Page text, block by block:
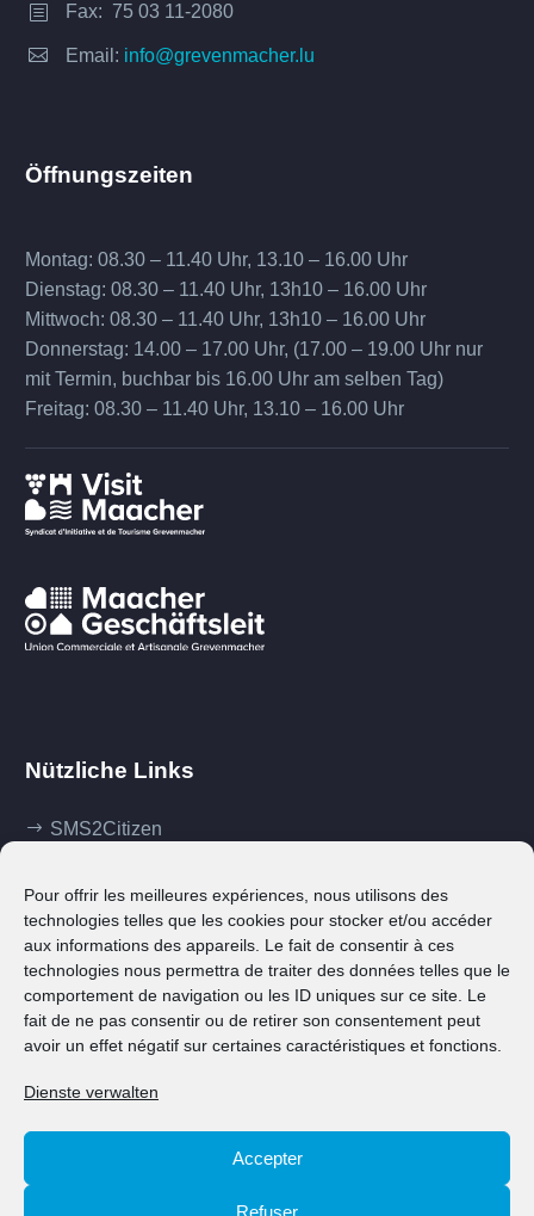
Pour offrir les meilleures expériences, nous utilisons des
technologies telles que les cookies pour stocker et/ou accéder
aux informations des appareils. Le fait de consentir à ces
technologies nous permettra de traiter des données telles que le
comportement de navigation ou les ID uniques sur ce site. Le
fait de ne pas consentir ou de retirer son consentement peut
avoir un effet négatif sur certaines caractéristiques et fonctions.
Dienste verwalten
Accepter
Refuser
b
b Fax: 75 03 11-2080

 Email: info@grevenmacher.lu
Öffnungszeiten
Montag: 08.30 – 11.40 Uhr, 13.10 – 16.00 Uhr
Dienstag: 08.30 – 11.40 Uhr, 13h10 – 16.00 Uhr
Mittwoch: 08.30 – 11.40 Uhr, 13h10 – 16.00 Uhr
Donnerstag: 14.00 – 17.00 Uhr, (17.00 – 19.00 Uhr nur
mit Termin, buchbar bis 16.00 Uhr am selben Tag)
Freitag: 08.30 – 11.40 Uhr, 13.10 – 16.00 Uhr
Nützliche Links
SMS2Citizen
Ma commune
Contact
© 2023 Ville de Grevenmacher